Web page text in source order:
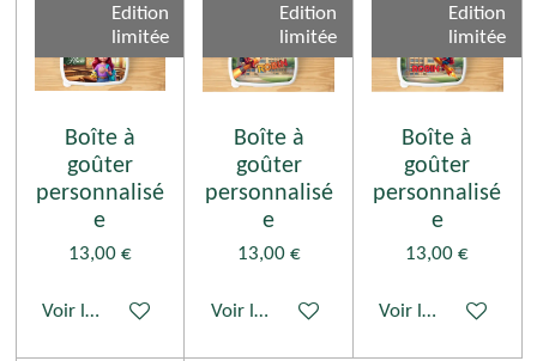
Edition
limitée
Boîte à
goûter
personnalisé
e
13,00 €
Voir les détails
Edition
limitée
Boîte à
goûter
personnalisé
e
13,00 €
Voir les détails
Edition
limitée
Boîte à
goûter
personnalisé
e
13,00 €
Voir les détails